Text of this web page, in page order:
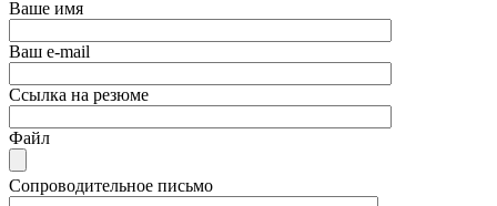
Ваше имя
Ваш e-mail
Ссылка на резюме
Файл
Сопроводительное письмо